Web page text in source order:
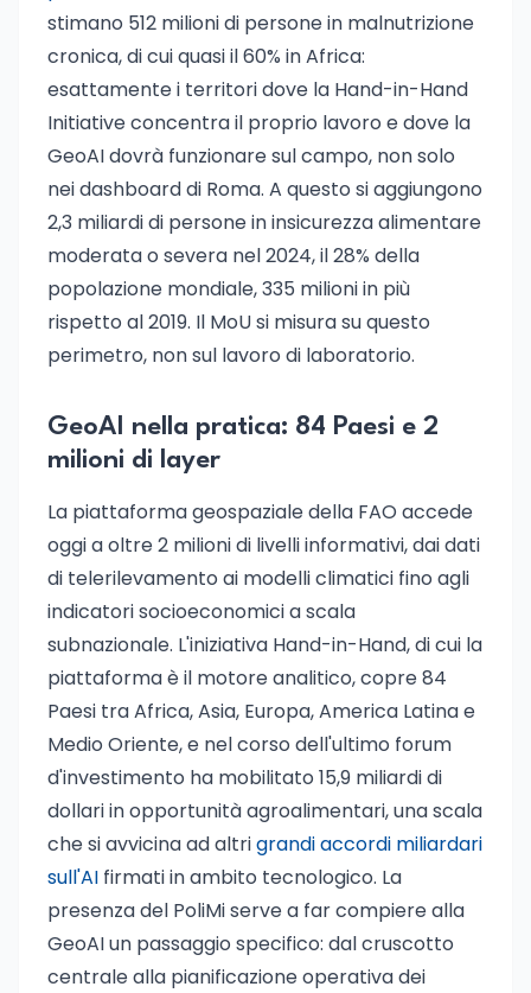
stimano 512 milioni di persone in malnutrizione
cronica, di cui quasi il 60% in Africa:
esattamente i territori dove la Hand-in-Hand
Initiative concentra il proprio lavoro e dove la
GeoAI dovrà funzionare sul campo, non solo
nei dashboard di Roma. A questo si aggiungono
2,3 miliardi di persone in insicurezza alimentare
moderata o severa nel 2024, il 28% della
popolazione mondiale, 335 milioni in più
rispetto al 2019. Il MoU si misura su questo
perimetro, non sul lavoro di laboratorio.
GeoAI nella pratica: 84 Paesi e 2
milioni di layer
La piattaforma geospaziale della FAO accede
oggi a oltre 2 milioni di livelli informativi, dai dati
di telerilevamento ai modelli climatici fino agli
indicatori socioeconomici a scala
subnazionale. L'iniziativa Hand-in-Hand, di cui la
piattaforma è il motore analitico, copre 84
Paesi tra Africa, Asia, Europa, America Latina e
Medio Oriente, e nel corso dell'ultimo forum
d'investimento ha mobilitato 15,9 miliardi di
dollari in opportunità agroalimentari, una scala
che si avvicina ad altrigrandi accordi miliardari
sull'AI firmati in ambito tecnologico. La
presenza del PoliMi serve a far compiere alla
GeoAI un passaggio specifico: dal cruscotto
centrale alla pianificazione operativa dei